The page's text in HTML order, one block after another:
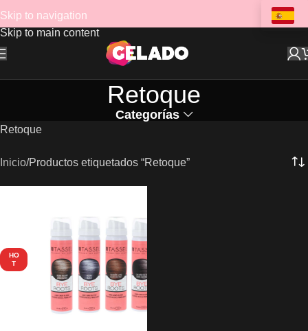
Skip to navigation
Skip to main content
Retoque
Categorías
Retoque
Inicio Productos etiquetados “Retoque”
HO
T